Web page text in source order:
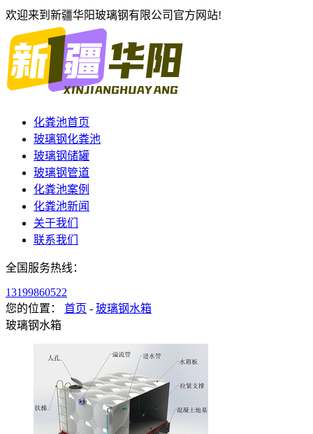
欢迎来到新疆华阳玻璃钢有限公司官方网站!
化粪池首页
玻璃钢化粪池
玻璃钢储罐
玻璃钢管道
化粪池案例
化粪池新闻
关于我们
联系我们
全国服务热线：
13199860522
您的位置： 首页 - 玻璃钢水箱
玻璃钢水箱